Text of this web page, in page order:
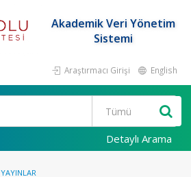
Akademik Veri Yönetim
Sistemi
Araştırmacı Girişi English
Detaylı Arama